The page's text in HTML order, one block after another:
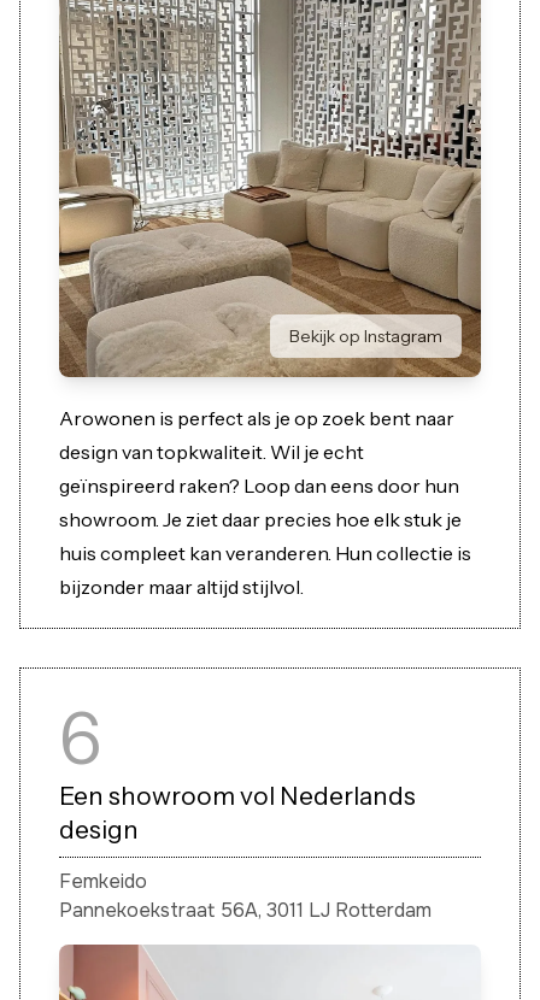
Bekijk op Instagram
Arowonen is perfect als je op zoek bent naar
design van topkwaliteit. Wil je echt
geïnspireerd raken? Loop dan eens door hun
showroom. Je ziet daar precies hoe elk stuk je
huis compleet kan veranderen. Hun collectie is
bijzonder maar altijd stijlvol.
6
Een showroom vol Nederlands
design
Femkeido
Pannekoekstraat 56A, 3011 LJ Rotterdam